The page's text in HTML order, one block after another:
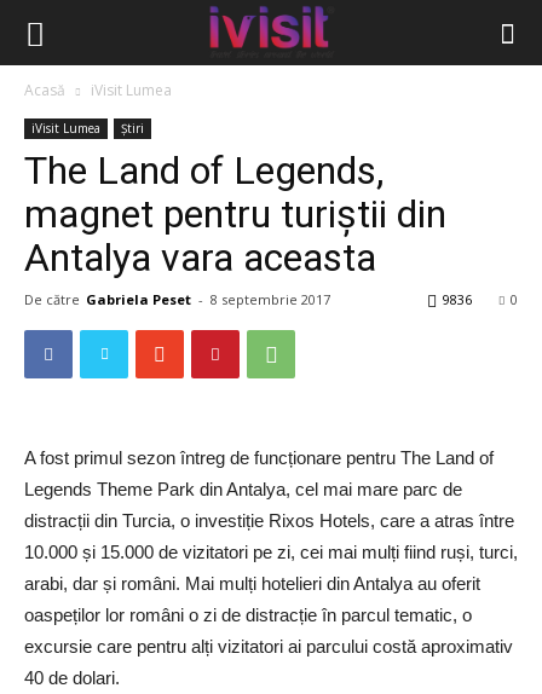
Acasă iVisit Lumea
iVisit Lumea Știri
The Land of Legends,
magnet pentru turiștii din
Antalya vara aceasta
De către Gabriela Peset - 8 septembrie 2017 0
9836
A fost primul sezon întreg de funcționare pentru The Land of
Legends Theme Park din Antalya, cel mai mare parc de
distracții din Turcia, o investiție Rixos Hotels, care a atras între
10.000 și 15.000 de vizitatori pe zi, cei mai mulți fiind ruși, turci,
arabi, dar și români. Mai mulți hotelieri din Antalya au oferit
oaspeților lor români o zi de distracție în parcul tematic, o
excursie care pentru alți vizitatori ai parcului costă aproximativ
40 de dolari.